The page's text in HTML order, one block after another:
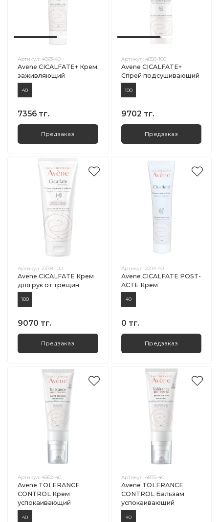
Артикул: 4693-40
Avene CICALFATE+ Крем
заживляющий
40
7356 тг.
Предзаказ
Артикул: 4858-100
Avene CICALFATE+
Спрей подсушивающий
100
9702 тг.
Предзаказ
Артикул: 2378-100
Avene CICALFATE Крем
для рук от трещин
100
9070 тг.
Предзаказ
Артикул: 2214-40
Avene CICALFATE POST-
ACTE Крем
40
0 тг.
Предзаказ
Артикул: 4862-40
Avene TOLERANCE
CONTROL Крем
успокаивающий
40
Артикул: 4875-40
Avene TOLERANCE
CONTROL Бальзам
успокаивающий
40